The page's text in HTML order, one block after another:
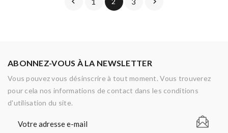
ABONNEZ-VOUS À LA NEWSLETTER
Vous pouvez vous désinscrire à tout moment. Vous trouverez
pour cela nos informations de contact dans les conditions
d'utilisation du site.